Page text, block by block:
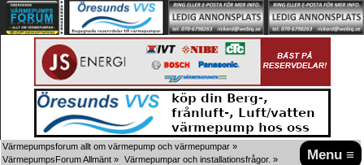
Menu ≡
Värmepumpsforum allt om värmepump och värmepumpar »
VärmepumpsForum Allmänt » Värmepumpar och installationsfrågor. »